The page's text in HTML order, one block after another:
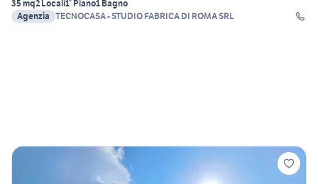
35 mq2 Locali1° Piano1 Bagno
Agenzia TECNOCASA - STUDIO FABRICA DI ROMA SRL